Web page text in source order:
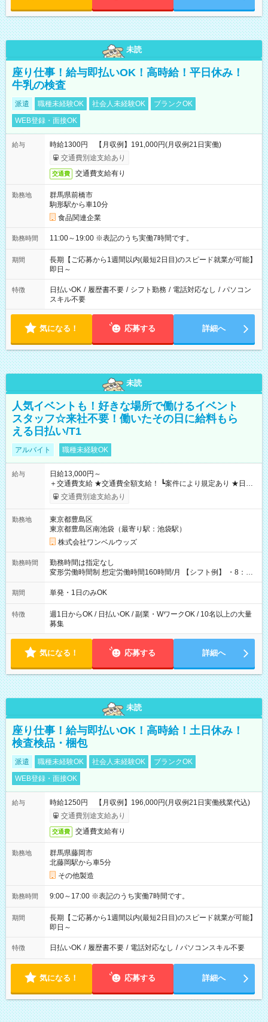
未読
座り仕事！給与即払いOK！高時給！平日休み！
牛乳の検査
派遣 職種未経験OK 社会人未経験OK
ブランクOK
WEB登録・面接OK
給与
時給1300円 【月収例】191,000円(月収例21日実働)
交通費別途支給あり
交通費 交通費支給有り
勤務地
群馬県前橋市
駒形駅から車10分
食品関連企業
勤務時間 11:00～19:00 ※表記のうち実働7時間です。
期間
長期【ご応募から1週間以内(最短2日目)のスピード就業が可能】
即日～
特徴 日払いOK / 履歴書不要 / シフト勤務 / 電話対応なし / パソコン
スキル不要
気になる！ 応募する 詳細へ
未読
人気イベントも！好きな場所で働けるイベント
スタッフ☆来社不要！働いたその日に給料もら
える日払い/T1
アルバイト 職種未経験OK
給与
日給13,000円～
＋交通費支給 ★交通費全額支給！ ┗案件により規定あり ★日払
いOK！（規定あり） ┗働いたその日に現金GET♪ お仕事後はコ
ンビニATMから 日払い分を引き落とせます！ 【試用期間】試
交通費別途支給あり
勤務地
東京都豊島区
東京都豊島区南池袋（最寄り駅：池袋駅）
株式会社ワンベルウッズ
勤務時間
勤務時間は指定なし
変形労働時間制 想定労働時間160時間/月 【シフト例】 ・8：00
～21：00
期間 単発・1日のみOK
特徴
週1日からOK / 日払いOK / 副業・WワークOK / 10名以上の大量
募集
気になる！ 応募する 詳細へ
未読
座り仕事！給与即払いOK！高時給！土日休み！
検査検品・梱包
派遣 職種未経験OK 社会人未経験OK
ブランクOK
WEB登録・面接OK
給与
時給1250円 【月収例】196,000円(月収例21日実働残業代込)
交通費別途支給あり
交通費 交通費支給有り
勤務地
群馬県藤岡市
北藤岡駅から車5分
その他製造
勤務時間 9:00～17:00 ※表記のうち実働7時間です。
期間
長期【ご応募から1週間以内(最短2日目)のスピード就業が可能】
即日～
特徴 日払いOK / 履歴書不要 / 電話対応なし / パソコンスキル不要
気になる！ 応募する 詳細へ